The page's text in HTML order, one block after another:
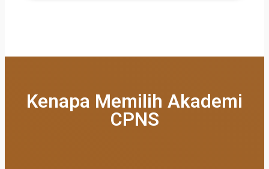
Kenapa Memilih Akademi
CPNS